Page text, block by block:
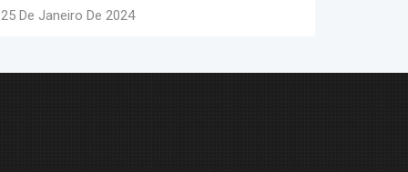
25 De Janeiro De 2024